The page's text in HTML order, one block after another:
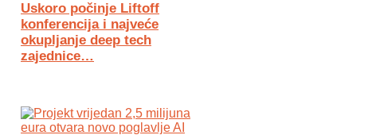
Uskoro počinje Liftoff
konferencija i najveće
okupljanje deep tech
zajednice…